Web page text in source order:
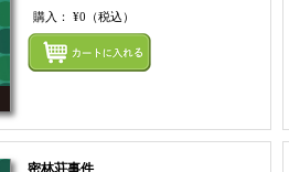
購入： ¥0 （税込）
密林荘事件